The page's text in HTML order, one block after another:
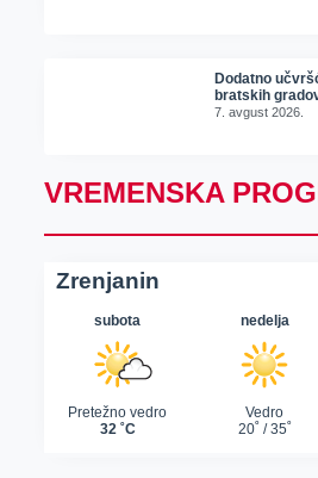
Dodatno
bratskih
7. avgust 2026.
VREMENSKA